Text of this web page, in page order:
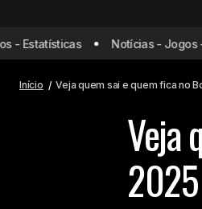
Lyon x Eintracht Frankfurt: onde
e escalações
Notícias - Jogos -
Início Veja quem sai e quem fica no
Veja
2025